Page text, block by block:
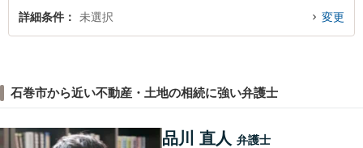
詳細条件 未選択 変更
石巻市から近い不動産・土地の相続に強い弁護士
品川 直人 弁護士